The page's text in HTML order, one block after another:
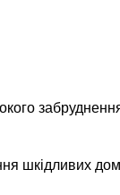
шкідливих